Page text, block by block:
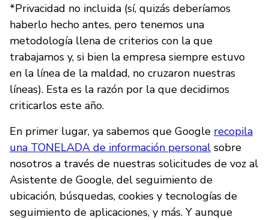
*Privacidad no incluida (sí, quizás deberíamos
haberlo hecho antes, pero tenemos una
metodología llena de criterios con la que
trabajamos y, si bien la empresa siempre estuvo
en la línea de la maldad, no cruzaron nuestras
líneas). Esta es la razón por la que decidimos
criticarlos este año.
En primer lugar, ya sabemos que Google recopila
una TONELADA de información personal sobre
nosotros a través de nuestras solicitudes de voz al
Asistente de Google, del seguimiento de
ubicación, búsquedas, cookies y tecnologías de
seguimiento de aplicaciones, y más. Y aunque